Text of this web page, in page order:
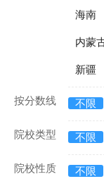
海南
内蒙
新疆
按分数线 不限
院校类型 不限
院校性质 不限